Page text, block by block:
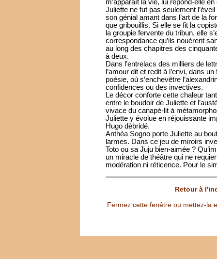
m’apparaît la vie, lui répond-elle
Juliette ne fut pas seulement
son génial amant dans l’art de la
que gribouillis. Si elle se fit la
la groupie fervente du tribun, elle
correspondance qu’ils nouèrent
au long des chapitres des
à deux.
Dans l’entrelacs des milliers de
l’amour dit et redit à l’envi, dans
poésie, où s’enchevêtre
confidences ou des invectives.
Le décor conforte cette chaleur
entre le boudoir de Juliette et
vivace du canapé-lit à
Juliette y évolue en réjouissante
Hugo débridé.
Anthéa Sogno porte Juliette au
larmes. Dans ce jeu de miroirs
Toto ou sa Juju bien-aimée ?
un miracle de théâtre qui ne
modération ni réticence. Pour le
Retour à
Fermez cette fenêtre ou mettez-la